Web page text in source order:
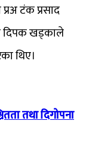
टंक प्रसाद
दिपक खड्काले
थिए।
तथा दिगोपना